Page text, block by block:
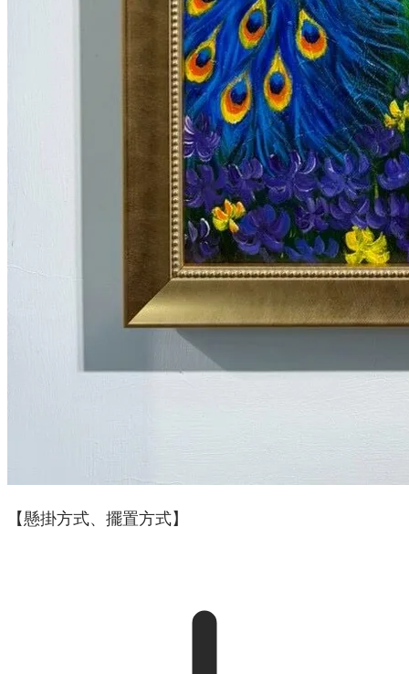
【懸掛方式、擺置方式】